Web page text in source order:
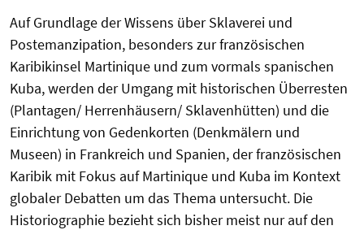
Auf Grundlage der Wissens über Sklaverei und
Postemanzipation, besonders zur französischen
Karibikinsel Martinique und zum vormals spanischen
Kuba, werden der Umgang mit historischen Überresten
(Plantagen/ Herrenhäusern/ Sklavenhütten) und die
Einrichtung von Gedenkorten (Denkmälern und
Museen) in Frankreich und Spanien, der französischen
Karibik mit Fokus auf Martinique und Kuba im Kontext
globaler Debatten um das Thema untersucht. Die
Historiographie bezieht sich bisher meist nur auf den